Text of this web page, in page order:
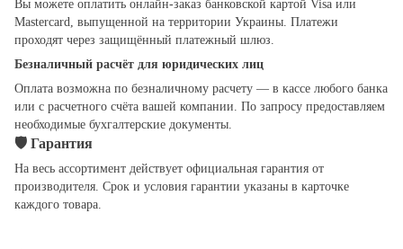
Вы можете оплатить онлайн-заказ банковской картой Visa или
Mastercard, выпущенной на территории Украины. Платежи
проходят через защищённый платежный шлюз.
Безналичный расчёт для юридических лиц
Оплата возможна по безналичному расчету — в кассе любого банка
или с расчетного счёта вашей компании. По запросу предоставляем
необходимые бухгалтерские документы.
🛡 Гарантия
На весь ассортимент действует официальная гарантия от
производителя. Срок и условия гарантии указаны в карточке
каждого товара.